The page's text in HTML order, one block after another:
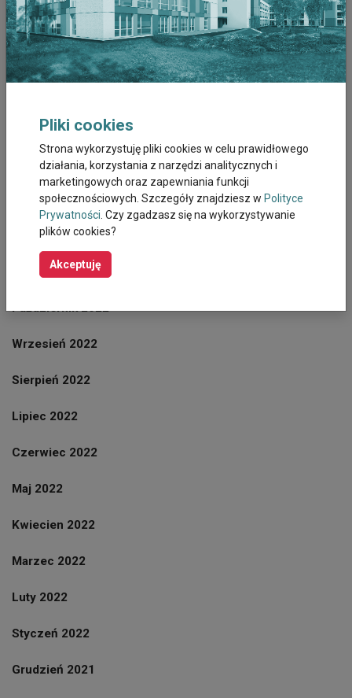
Czerwiec 2023
Maj 2023
Marzec 2023
Luty 2023
Styczeń 2023
Grudzień 2022
Listopad 2022
Październik 2022
Wrzesień 2022
Sierpień 2022
Lipiec 2022
Czerwiec 2022
Maj 2022
Kwiecien 2022
Marzec 2022
Luty 2022
Styczeń 2022
Grudzień 2021
Pliki cookies
Strona wykorzystuję pliki cookies w celu prawidłowego
działania, korzystania z narzędzi analitycznych i
marketingowych oraz zapewniania funkcji
społecznościowych. Szczegóły znajdziesz w Polityce
Prywatności. Czy zgadzasz się na wykorzystywanie
plików cookies?
Akceptuję